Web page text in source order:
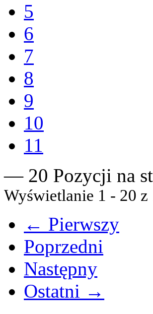
5
6
7
8
9
10
11
— 20 Pozycji na
Wyświetlanie 1 - 20
← Pierwszy
Poprzedni
Następny
Ostatni →